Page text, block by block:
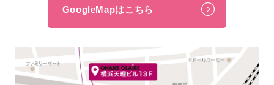
GoogleMapはこちら